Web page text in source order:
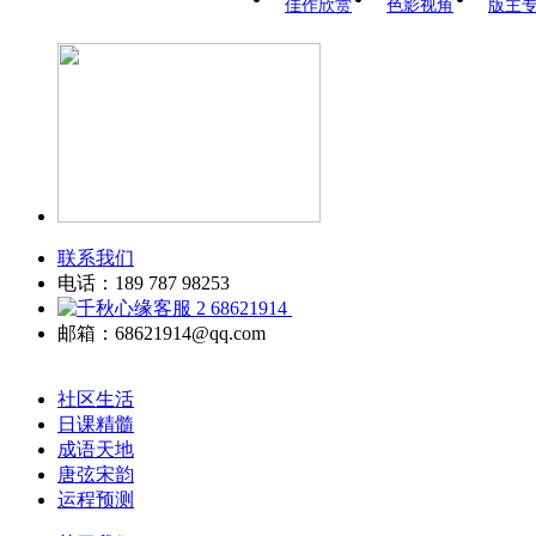
佳作欣赏
色影视角 版主
联系我们
电话：189 787 98253
68621914
邮箱：68621914@qq.com
社区生活
日课精髓
成语天地
唐弦宋韵
运程预测